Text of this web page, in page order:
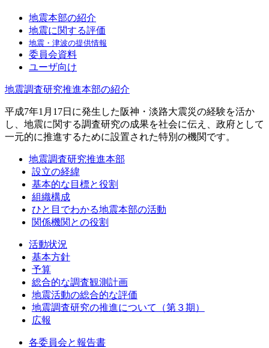
地震本部の紹介
地震に関する評価
地震・津波の提供情報
委員会資料
ユーザ向け
地震調査研究推進本部の紹介
平成7年1月17日に発生した阪神・淡路大震災の経験を活か
し、地震に関する調査研究の成果を社会に伝え、政府として
一元的に推進するために設置された特別の機関です。
地震調査研究推進本部
設立の経緯
基本的な目標と役割
組織構成
ひと目でわかる地震本部の活動
関係機関との役割
活動状況
基本方針
予算
総合的な調査観測計画
地震活動の総合的な評価
地震調査研究の推進について（第３期）
広報
各委員会と報告書